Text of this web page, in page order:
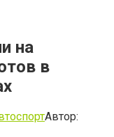
на
в
Автор: